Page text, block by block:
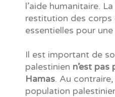
l’aide humanitaire.
restitution des
essentielles pour
Il est important de
palestinien n’est
Hamas. Au
population